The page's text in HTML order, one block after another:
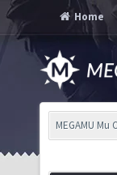
Home
MEGAMU Mu